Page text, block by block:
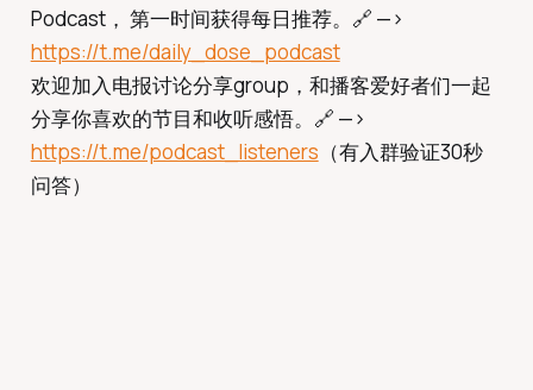
Podcast， 第一时间获得每日推荐。🔗 —>
https://t.me/daily_dose_podcast
欢迎加入电报讨论分享group，和播客爱好者们一起
分享你喜欢的节目和收听感悟。🔗 —>
https://t.me/podcast_listeners （有入群验证30秒
问答）